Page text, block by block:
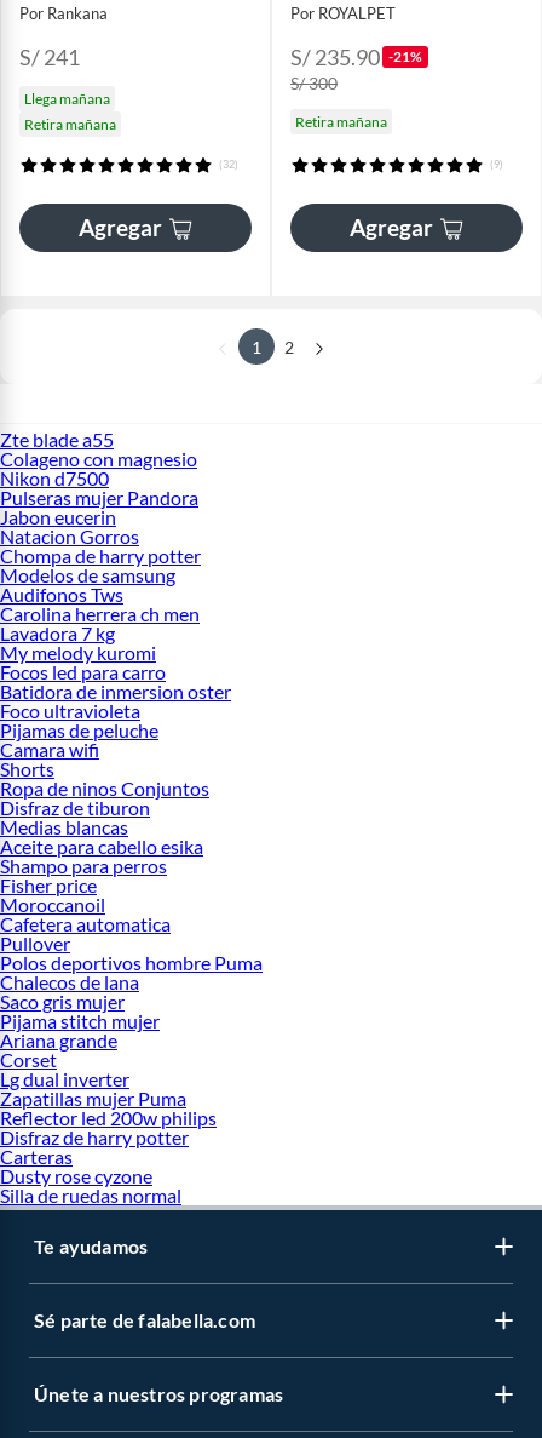
Por Rankana
S/ 241
Llega mañana
Retira mañana
(32)
Agregar
Por ROYALPET
S/ 235.90 -21%
S/ 300
Retira mañana
(9)
Agregar
1 2
Zte blade a55
Colageno con magnesio
Nikon d7500
Pulseras mujer Pandora
Jabon eucerin
Natacion Gorros
Chompa de harry potter
Modelos de samsung
Audifonos Tws
Carolina herrera ch men
Lavadora 7 kg
My melody kuromi
Focos led para carro
Batidora de inmersion oster
Foco ultravioleta
Pijamas de peluche
Camara wifi
Shorts
Ropa de ninos Conjuntos
Disfraz de tiburon
Medias blancas
Aceite para cabello esika
Shampo para perros
Fisher price
Moroccanoil
Cafetera automatica
Pullover
Polos deportivos hombre Puma
Chalecos de lana
Saco gris mujer
Pijama stitch mujer
Ariana grande
Corset
Lg dual inverter
Zapatillas mujer Puma
Reflector led 200w philips
Disfraz de harry potter
Carteras
Dusty rose cyzone
Silla de ruedas normal
Te ayudamos
Sé parte de falabella.com
Únete a nuestros programas